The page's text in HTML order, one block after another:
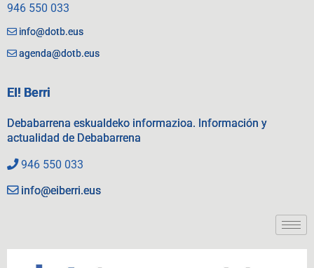
946 550 033
info@dotb.eus
agenda@dotb.eus
EI! Berri
Debabarrena eskualdeko informazioa. Información y
actualidad de Debabarrena
946 550 033
info@eiberri.eus